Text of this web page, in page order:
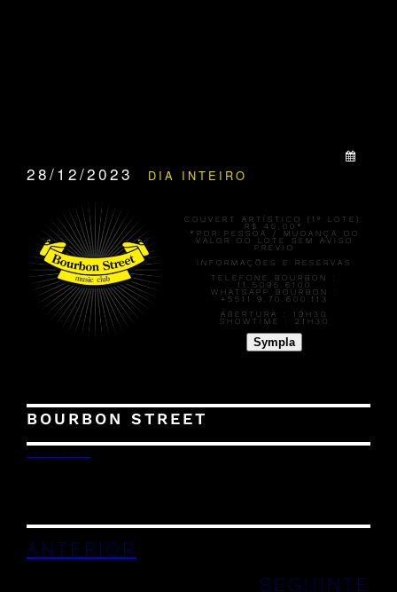
28/12/2023 DIA INTEIRO
COUVERT ARTÍSTICO (1º LOTE):
R$ 45,00 *
*POR PESSOA / MUDANÇA DO
VALOR DO LOTE SEM AVISO
PRÉVIO
INFORMAÇÕES E RESERVAS
TELEFONE BOURBON :
11.5095.6100
WHATSAPP BOURBON :
+5511.9.70.600.113
ABERTURA :
19H30
SHOWTIME :
21H30
Sympla
BOURBON STREET
28/11/2023
ANTERIOR
SEGUINTE